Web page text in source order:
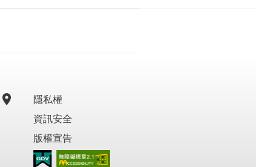
隱私權
資訊安全
版權宣告